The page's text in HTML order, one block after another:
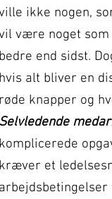
ikke nogen,
være noget som
end sidst.
alt bliver en
knapper og
et